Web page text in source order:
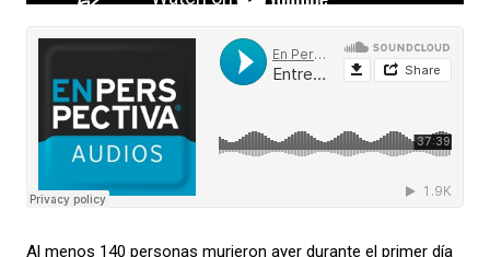
Al menos 140 personas murieron ayer durante el primer día